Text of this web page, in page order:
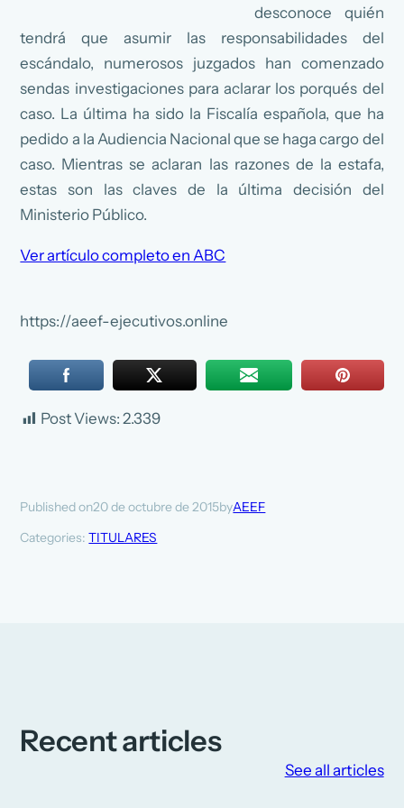
desconoce quién
tendrá que asumir las responsabilidades del
escándalo, numerosos juzgados han comenzado
sendas investigaciones para aclarar los porqués del
caso. La última ha sido la Fiscalía española, que ha
pedido a la Audiencia Nacional que se haga cargo del
caso. Mientras se aclaran las razones de la estafa,
estas son las claves de la última decisión del
Ministerio Público.
Ver artículo completo en ABC
https://aeef-ejecutivos.online
Post Views: 2.339
Published on20 de octubre de 2015byAEEF
Categories:TITULARES
Recent articles
See all articles